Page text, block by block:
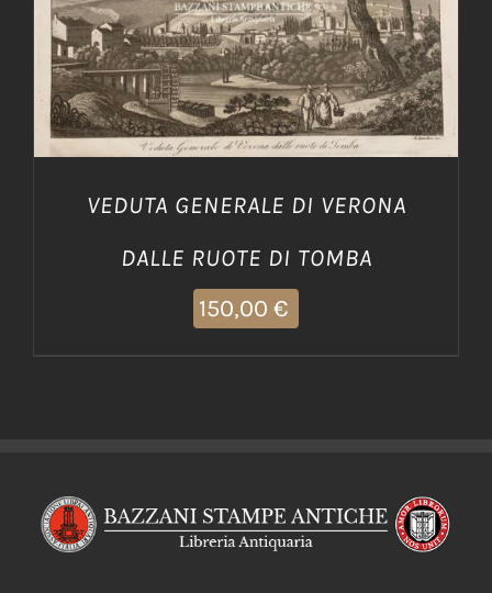
AGGIUNGI AL CARRELLO / DETTAGLI
VEDUTA GENERALE DI VERONA
DALLE RUOTE DI TOMBA
150,00 €